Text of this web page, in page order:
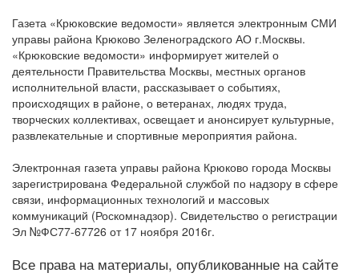
Газета «Крюковские ведомости» является электронным СМИ
управы района Крюково Зеленоградского АО г.Москвы.
«Крюковские ведомости» информирует жителей о
деятельности Правительства Москвы, местных органов
исполнительной власти, рассказывает о событиях,
происходящих в районе, о ветеранах, людях труда,
творческих коллективах, освещает и анонсирует культурные,
развлекательные и спортивные мероприятия района.
Электронная газета управы района Крюково города Москвы
зарегистрирована Федеральной службой по надзору в сфере
связи, информационных технологий и массовых
коммуникаций (Роскомнадзор). Свидетельство о регистрации
Эл №ФС77-67726 от 17 ноября 2016г.
Все права на материалы, опубликованные на сайте